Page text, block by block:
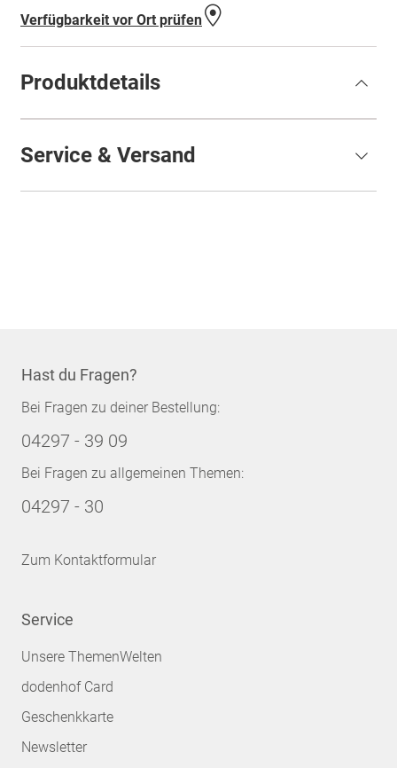
Verfügbarkeit vor Ort prüfen
Produktdetails
Service & Versand
Hast du Fragen?
Bei Fragen zu deiner Bestellung:
04297 - 39 09
Bei Fragen zu allgemeinen Themen:
04297 - 30
Zum Kontaktformular
Service
Unsere ThemenWelten
dodenhof Card
Geschenkkarte
Newsletter